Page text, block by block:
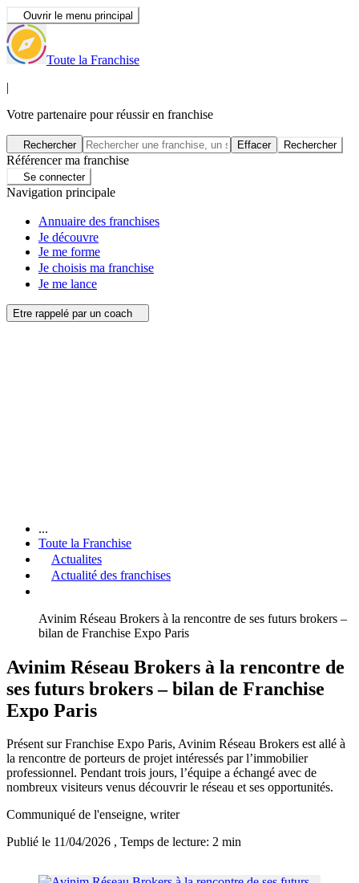
Ouvrir le menu principal
Toute la Franchise
|
Votre partenaire pour réussir en franchise
Rechercher Effacer Rechercher
Référencer ma franchise
Se connecter
Navigation principale
Annuaire des franchises
Je découvre
Je me forme
Je choisis ma franchise
Je me lance
Etre rappelé par un coach
...
Toute la Franchise
Actualites
Actualité des franchises
Avinim Réseau Brokers à la rencontre de ses futurs brokers –
bilan de Franchise Expo Paris
Avinim Réseau Brokers à la rencontre de
ses futurs brokers – bilan de Franchise
Expo Paris
Présent sur Franchise Expo Paris, Avinim Réseau Brokers est allé à
la rencontre de porteurs de projet intéressés par l’immobilier
professionnel. Pendant trois jours, l’équipe a échangé avec de
nombreux visiteurs venus découvrir le réseau et ses opportunités.
Communiqué de l'enseigne, writer
Publié le 11/04/2026 , Temps de lecture: 2 min